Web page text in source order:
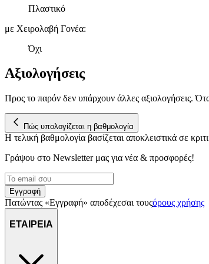
Πλαστικό
με Χειρολαβή Γονέα:
Όχι
Αξιολογήσεις
Προς το παρόν δεν υπάρχουν άλλες αξιολογήσεις.
Πώς υπολογίζεται η βαθμολογία
Η τελική βαθμολογία βασίζεται αποκλειστικά σε
Γράψου στο Νewsletter μας για νέα & προσφορές!
Εγγραφή
Πατώντας «Εγγραφή» αποδέχεσαι τουςόρους χρήσης
ΕΤΑΙΡΕΙΑ